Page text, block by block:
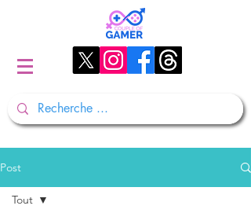
Post
Tout